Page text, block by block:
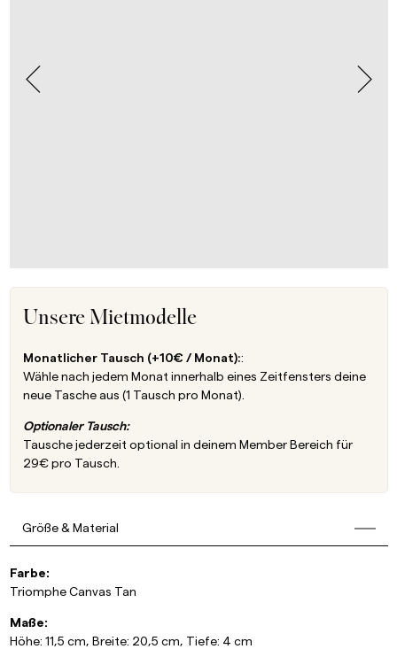
Unsere Mietmodelle
Monatlicher Tausch (+10€ / Monat)::
Wähle nach jedem Monat innerhalb eines Zeitfensters deine
neue Tasche aus (1 Tausch pro Monat).
Optionaler Tausch:
Tausche jederzeit optional in deinem Member Bereich für
29€ pro Tausch.
Größe & Material
Farbe:
Triomphe Canvas Tan
Maße:
Höhe: 11,5 cm, Breite: 20,5 cm, Tiefe: 4 cm